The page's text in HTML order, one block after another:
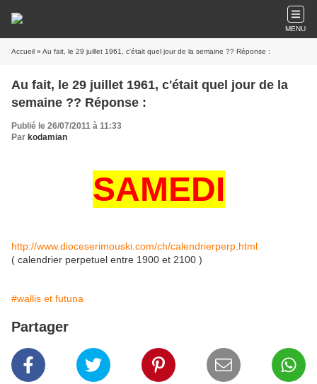
MENU
Accueil » Au fait, le 29 juillet 1961, c'était quel jour de la semaine ?? Réponse :
Au fait, le 29 juillet 1961, c'était quel jour de la
semaine ?? Réponse :
Publié le 26/07/2011 à 11:33
Par kodamian
SAMEDI
http://www.dioceserimouski.com/ch/calendrierperp.html
( calendrier perpetuel entre 1900 et 2100 )
#wallis et futuna
Partager